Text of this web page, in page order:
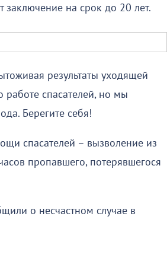
заключение на срок до 20 лет.
результаты уходящей
работе спасателей, но мы
Берегите себя!
спасателей – вызволение из
пропавшего, потерявшегося
о несчастном случае в